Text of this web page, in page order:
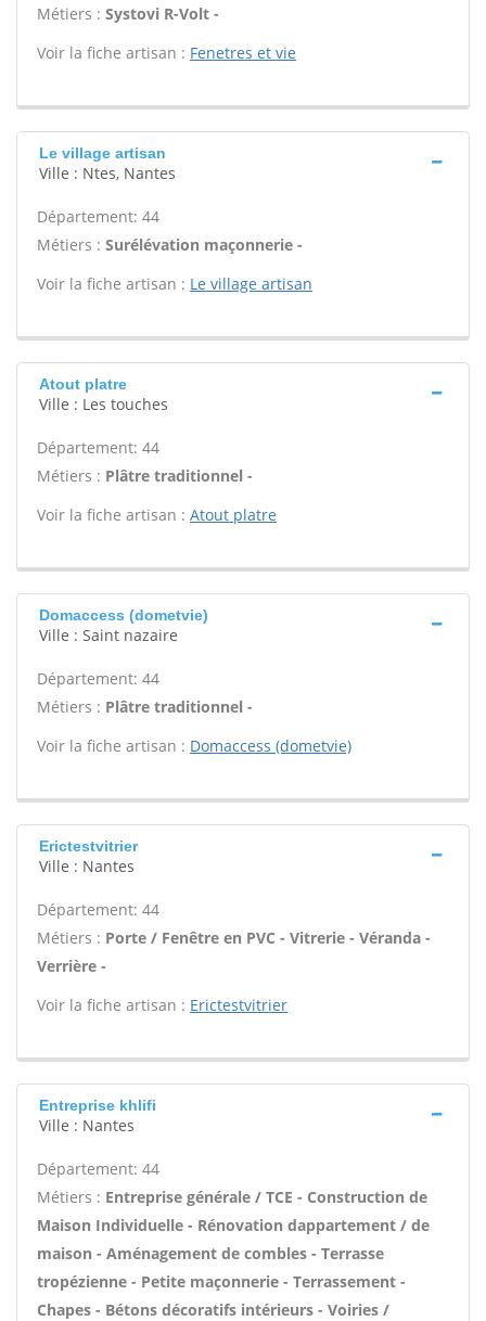
Métiers : Systovi R-Volt -
Voir la fiche artisan : Fenetres et vie
Le village artisan
Ville : Ntes, Nantes
Département: 44
Métiers : Surélévation maçonnerie -
Voir la fiche artisan : Le village artisan
Atout platre
Ville : Les touches
Département: 44
Métiers : Plâtre traditionnel -
Voir la fiche artisan : Atout platre
Domaccess (dometvie)
Ville : Saint nazaire
Département: 44
Métiers : Plâtre traditionnel -
Voir la fiche artisan : Domaccess (dometvie)
Erictestvitrier
Ville : Nantes
Département: 44
Métiers : Porte / Fenêtre en PVC - Vitrerie - Véranda -
Verrière -
Voir la fiche artisan : Erictestvitrier
Entreprise khlifi
Ville : Nantes
Département: 44
Métiers : Entreprise générale / TCE - Construction de
Maison Individuelle - Rénovation dappartement / de
maison - Aménagement de combles - Terrasse
tropézienne - Petite maçonnerie - Terrassement -
Chapes - Bétons décoratifs intérieurs - Voiries /